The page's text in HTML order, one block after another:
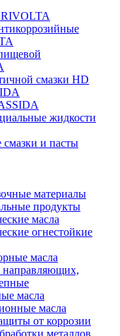
смазки HD
жидкости
и пасты
материалы
продукты
масла
огнестойкие
масла
направляющих,
масла
масла
от коррозии
металлов